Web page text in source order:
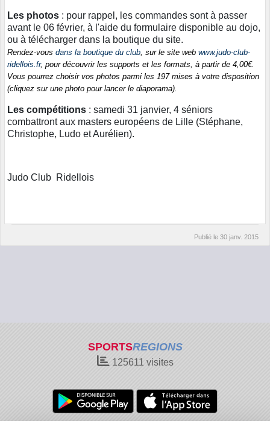
Les photos : pour rappel, les commandes sont à passer
avant le 06 février, à l'aide du formulaire disponible au dojo,
ou à télécharger dans la boutique du site.
Rendez-vous dans la boutique du club, sur le site web www.judo-club-
ridellois.fr, pour découvrir les supports et les formats, à partir de 4,00€.
Vous pourrez choisir vos photos parmi les 197 mises à votre disposition
(cliquez sur une photo pour lancer le diaporama).
Les compétitions : samedi 31 janvier, 4 séniors
combattront aux masters européens de Lille (Stéphane,
Christophe, Ludo et Aurélien).
Judo Club Ridellois
Publié le 30 janv. 2015
SPORTSREGIONS
125611 visites